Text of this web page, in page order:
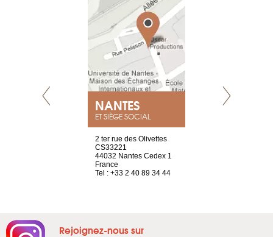
NANTES
ET SIÈGE SOCIAL
2 ter rue des Olivettes
CS33221
44032 Nantes Cedex 1
France
Tel : +33 2 40 89 34 44
Rejoignez-nous sur